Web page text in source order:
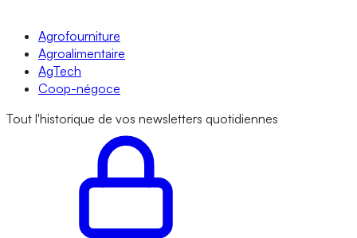
Agrofourniture
Agroalimentaire
AgTech
Coop-négoce
Tout l'historique de vos newsletters quotidiennes